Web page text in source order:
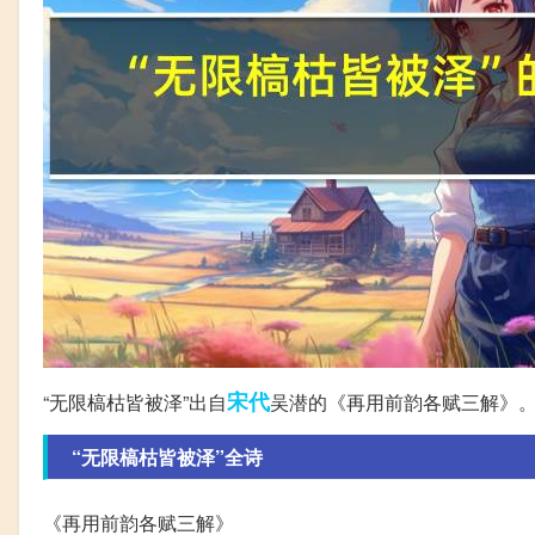
“无限槁枯皆被泽”出自宋代吴潜的《再用前韵各赋三解》
“无限槁枯皆被泽”全诗
《再用前韵各赋三解》